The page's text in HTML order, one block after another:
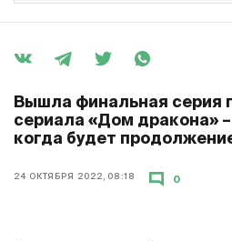
Вышла финальная серия
сериала «Дом дракона»
когда будет
24 ОКТЯБРЯ 2022, 08:18 0